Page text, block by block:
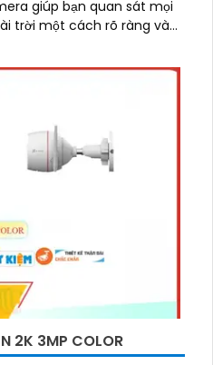
giúp bạn quan sát mọi
trời một cách rõ ràng và
2K 3MP COLOR